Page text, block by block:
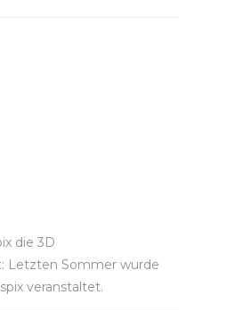
die 3D
Letzten Sommer wurde
veranstaltet.